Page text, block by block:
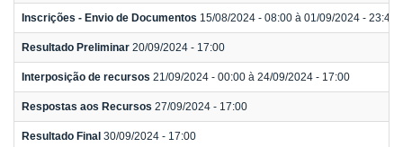
Inscrições - Envio de Documentos 15/08/2024 - 08:00 à 01/09/2024 - 23:45
Resultado Preliminar 20/09/2024 - 17:00
Interposição de recursos 21/09/2024 - 00:00 à 24/09/2024 - 17:00
Respostas aos Recursos 27/09/2024 - 17:00
Resultado Final 30/09/2024 - 17:00